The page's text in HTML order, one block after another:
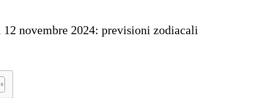
12 novembre 2024: previsioni zodiacali